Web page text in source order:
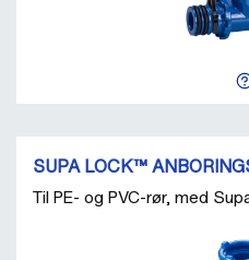
SUPA LOCK™
Til PE- og PVC-rør, med